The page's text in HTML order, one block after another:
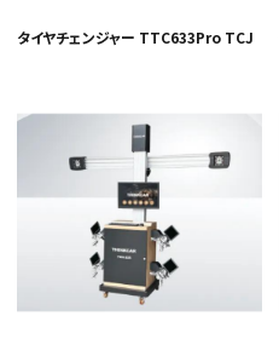
タイヤチェンジャー TTC633Pro TCJ